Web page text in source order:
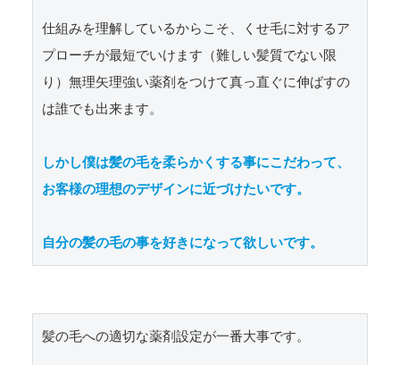
仕組みを理解しているからこそ、くせ毛に対するア
プローチが最短でいけます（難しい髪質でない限
り）無理矢理強い薬剤をつけて真っ直ぐに伸ばすの
は誰でも出来ます。
しかし僕は髪の毛を柔らかくする事にこだわって、
お客様の理想のデザインに近づけたいです。
自分の髪の毛の事を好きになって欲しいです。
髪の毛への適切な薬剤設定が一番大事です。